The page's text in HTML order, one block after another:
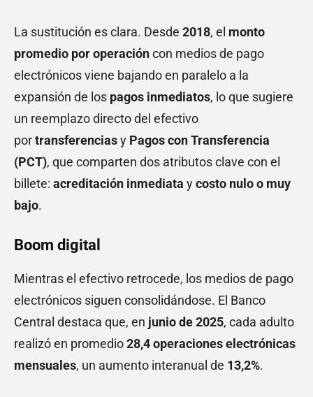
La sustitución es clara. Desde 2018, el monto
promedio por operacióncon medios de pago
electrónicos viene bajando en paralelo a la
expansión de los pagos inmediatos, lo que sugiere
un reemplazo directo del efectivo
portransferenciasy Pagos con Transferencia
(PCT), que comparten dos atributos clave con el
billete: acreditación inmediata ycosto nulo o muy
bajo.
Boom digital
Mientras el efectivo retrocede, los medios de pago
electrónicos siguen consolidándose. El Banco
Central destaca que, en junio de 2025, cada adulto
realizó en promedio28,4 operaciones electrónicas
mensuales, un aumento interanual de 13,2%.